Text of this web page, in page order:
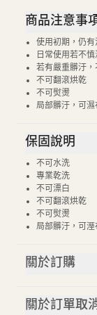
商品注意事
使用初期，仍
日常使用若不
若有嚴重髒汙
不可翻滾烘乾
不可熨燙
局部髒汙，可濕
保固說明
不可水洗
專業乾洗
不可漂白
不可翻滾烘乾
不可熨燙
局部髒汙，可溼
關於訂購
關於訂單取